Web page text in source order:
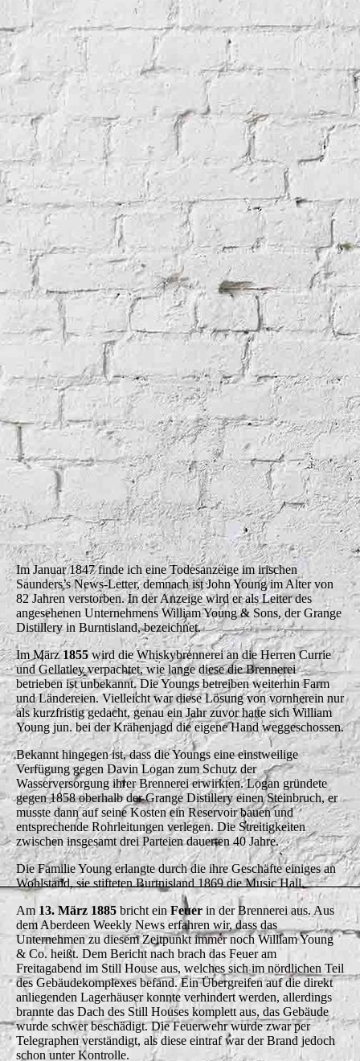
Grange 1854
Grange 1894
Im Januar 1847 finde ich eine Todesanzeige im irischen
Saunders’s News-Letter, demnach ist John Young im Alter von
82 Jahren verstorben. In der Anzeige wird er als Leiter des
angesehenen Unternehmens William Young & Sons, der Grange
Distillery in Burntisland, bezeichnet.
Im März1855wird die Whiskybrennerei an die Herren Currie
und Gellatley verpachtet, wie lange diese die Brennerei
betrieben ist unbekannt. Die Youngs betreiben weiterhin Farm
und Ländereien. Vielleicht war diese Lösung von vornherein nur
als kurzfristig gedacht, genau ein Jahr zuvor hatte sich William
Young jun. bei der Krähenjagd die eigene Hand weggeschossen.
Bekannt hingegen ist, dass die Youngs eine einstweilige
Verfügung gegen Davin Logan zum Schutz der
Wasserversorgung ihrer Brennerei erwirkten. Logan gründete
gegen 1858 oberhalb der Grange Distillery einen Steinbruch, er
musste dann auf seine Kosten ein Reservoir bauen und
entsprechende Rohrleitungen verlegen. Die Streitigkeiten
zwischen insgesamt drei Parteien dauerten 40 Jahre.
Die Familie Young erlangte durch die ihre Geschäfte einiges an
Wohlstand, sie stifteten Burtnisland 1869 die Music Hall.
Am 13. März 1885 bricht ein Feuer in der Brennerei aus. Aus
dem Aberdeen Weekly News erfahren wir, dass das
Unternehmen zu diesem Zeitpunkt immer noch William Young
& Co. heißt. Dem Bericht nach brach das Feuer am
Freitagabend im Still House aus, welches sich im nördlichen Teil
des Gebäudekomplexes befand. Ein Übergreifen auf die direkt
anliegenden Lagerhäuser konnte verhindert werden, allerdings
brannte das Dach des Still Houses komplett aus, das Gebäude
wurde schwer beschädigt. Die Feuerwehr wurde zwar per
Telegraphen verständigt, als diese eintraf war der Brand jedoch
schon unter Kontrolle.